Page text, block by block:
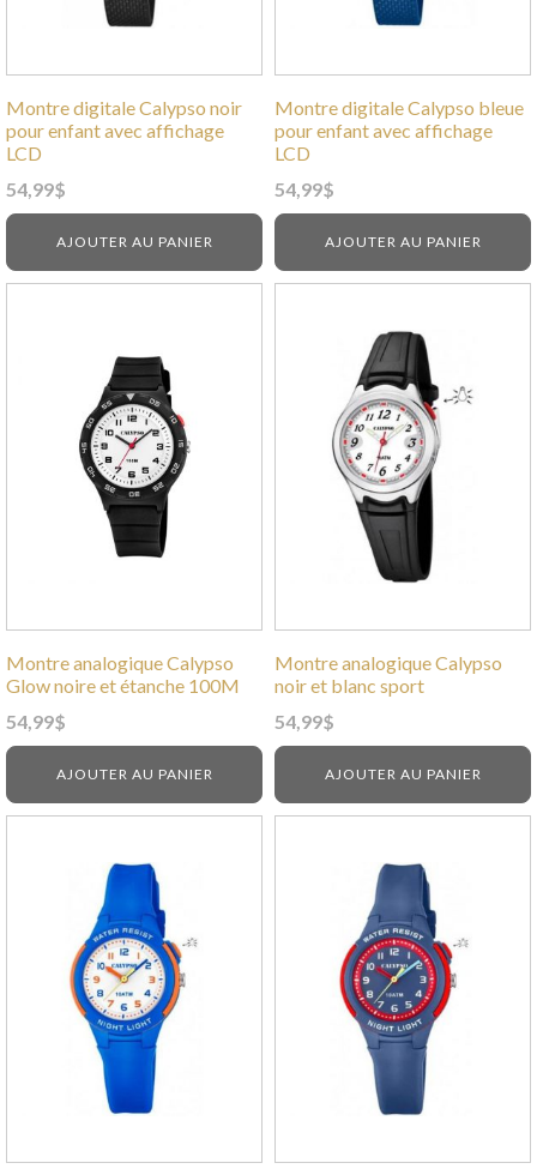
Montre digitale Calypso noir
pour enfant avec affichage
LCD
54,99$
AJOUTER AU PANIER
Montre digitale Calypso bleue
pour enfant avec affichage
LCD
54,99$
AJOUTER AU PANIER
Montre analogique Calypso
Glow noire et étanche 100M
54,99$
AJOUTER AU PANIER
Montre analogique Calypso
noir et blanc sport
54,99$
AJOUTER AU PANIER